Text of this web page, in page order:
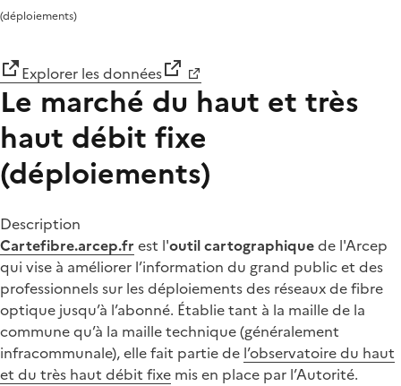
(déploiements)
Explorer les données
Le marché du haut et très
haut débit fixe
(déploiements)
Description
Cartefibre.arcep.fr est l'outil cartographiquede l'Arcep
qui vise à améliorer l’information du grand public et des
professionnels sur les déploiements des réseaux de fibre
optique jusqu’à l’abonné. Établie tant à la maille de la
commune qu’à la maille technique (généralement
infracommunale), elle fait partie de l’observatoire du haut
et du très haut débit fixe mis en place par l’Autorité.